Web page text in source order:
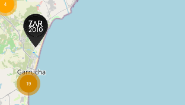
VENDE TU CASA
4
19